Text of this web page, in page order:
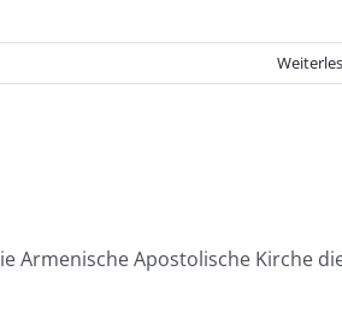
Armenische Apostolische Kirche